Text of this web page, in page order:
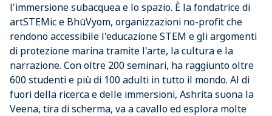
l'immersione subacquea e lo spazio. È la fondatrice di
artSTEMic e BhūVyom, organizzazioni no-profit che
rendono accessibile l'educazione STEM e gli argomenti
di protezione marina tramite l'arte, la cultura e la
narrazione. Con oltre 200 seminari, ha raggiunto oltre
600 studenti e più di 100 adulti in tutto il mondo. Al di
fuori della ricerca e delle immersioni, Ashrita suona la
Veena, tira di scherma, va a cavallo ed esplora molte